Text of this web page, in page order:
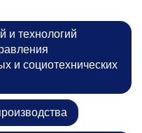
и технологий
и социотехнических